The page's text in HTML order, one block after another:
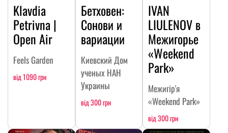
Klavdia
Petrivna |
Open Air
Feels Garden
від 1090 грн
Бетховен:
Сонови и
вариации
Киевский Дом
ученых НАН
Украины
від 300 грн
IVAN
LIULENOV в
Межигорье
«Weekend
Park»
Межигір'я
«Weekend Park»
від 300 грн